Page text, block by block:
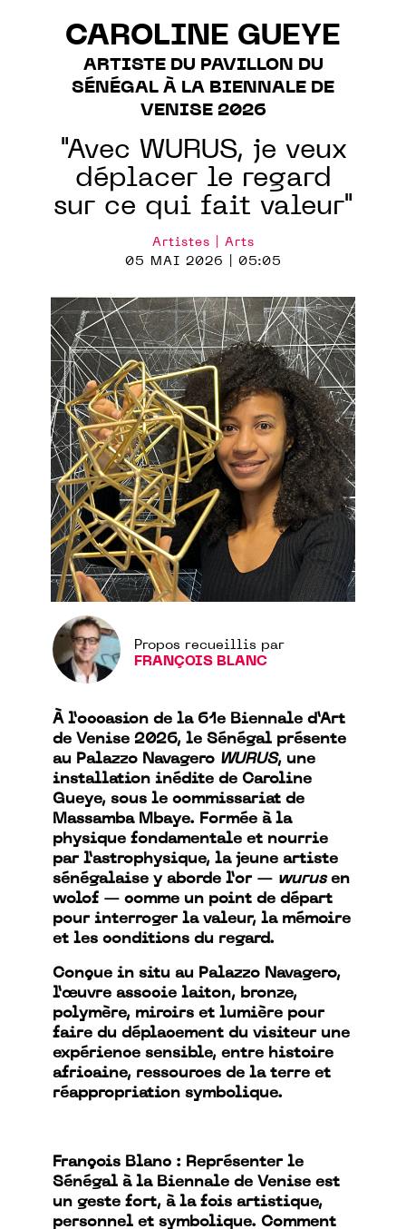
CAROLINE GUEYE
ARTISTE DU PAVILLON DU
SÉNÉGAL À LA BIENNALE DE
VENISE 2026
"Avec WURUS, je veux
déplacer le regard
sur ce qui fait valeur"
Artistes | Arts
05 MAI 2026 | 05:05
Propos recueillis par
FRANÇOIS BLANC
À l’occasion de la 61e Biennale d’Art
de Venise 2026, le Sénégal présente
au Palazzo Navagero WURUS, une
installation inédite de Caroline
Gueye, sous le commissariat de
Massamba Mbaye. Formée à la
physique fondamentale et nourrie
par l’astrophysique, la jeune artiste
sénégalaise y aborde l’or — wurusen
wolof — comme un point de départ
pour interroger la valeur, la mémoire
et les conditions du regard.
Conçue in situ au Palazzo Navagero,
l’œuvre associe laiton, bronze,
polymère, miroirs et lumière pour
faire du déplacement du visiteur une
expérience sensible, entre histoire
africaine, ressources de la terre et
réappropriation symbolique.
François Blanc : Représenter le
Sénégal à la Biennale de Venise est
un geste fort, à la fois artistique,
personnel et symbolique. Comment